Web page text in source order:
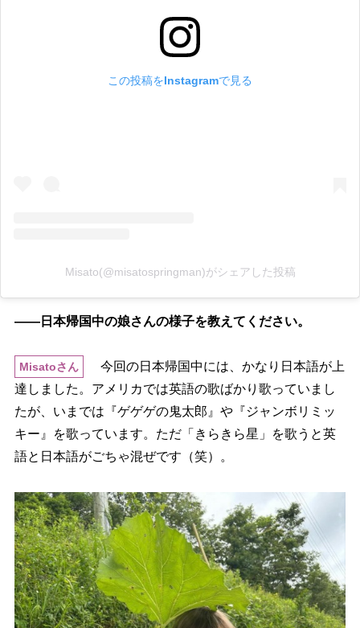
この投稿をInstagramで見る
Misato(@misatospringman)がシェアした投稿
――日本帰国中の娘さんの様子を教えてください。
Misatoさん
今回の日本帰国中には、かなり日本語が上
達しました。アメリカでは英語の歌ばかり歌っていまし
たが、いまでは『ゲゲゲの鬼太郎』や『ジャンボリミッ
キー』を歌っています。ただ「きらきら星」を歌うと英
語と日本語がごちゃ混ぜです（笑）。